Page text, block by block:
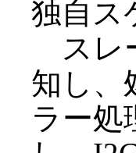
独自ス
スレ
知し、
ラー処